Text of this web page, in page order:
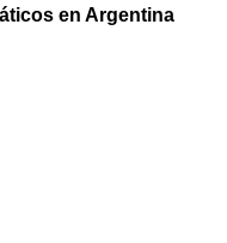
en Argentina